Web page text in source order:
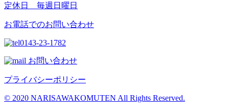
定休日 毎週日曜日
お電話でのお問い合わせ
0143-23-1782
お問い合わせ
プライバシーポリシー
© 2020 NARISAWAKOMUTEN All Rights Reserved.